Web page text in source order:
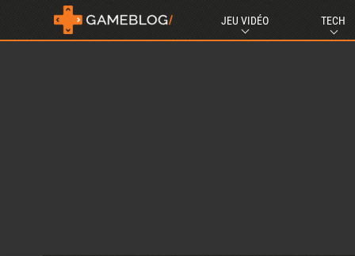
JEU VIDÉO TECH